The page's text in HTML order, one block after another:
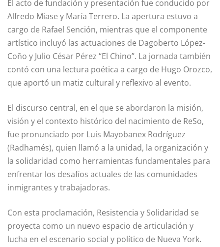
El acto de fundación y presentación fue conducido por
Alfredo Miase y María Terrero. La apertura estuvo a
cargo de Rafael Sención, mientras que el componente
artístico incluyó las actuaciones de Dagoberto López-
Coño y Julio César Pérez “El Chino”. La jornada también
contó con una lectura poética a cargo de Hugo Orozco,
que aportó un matiz cultural y reflexivo al evento.
El discurso central, en el que se abordaron la misión,
visión y el contexto histórico del nacimiento de ReSo,
fue pronunciado por Luis Mayobanex Rodríguez
(Radhamés), quien llamó a la unidad, la organización y
la solidaridad como herramientas fundamentales para
enfrentar los desafíos actuales de las comunidades
inmigrantes y trabajadoras.
Con esta proclamación, Resistencia y Solidaridad se
proyecta como un nuevo espacio de articulación y
lucha en el escenario social y político de Nueva York.